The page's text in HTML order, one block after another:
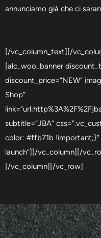
annunciamo già che ci
[/vc_column_text][/
[alc_woo_banner
discount_price=”NEW”
Shop”
subtitle=”JBA”
color: #ffb71b !important;}”
launch”][/vc_column][/
[/vc_column][/vc_row]